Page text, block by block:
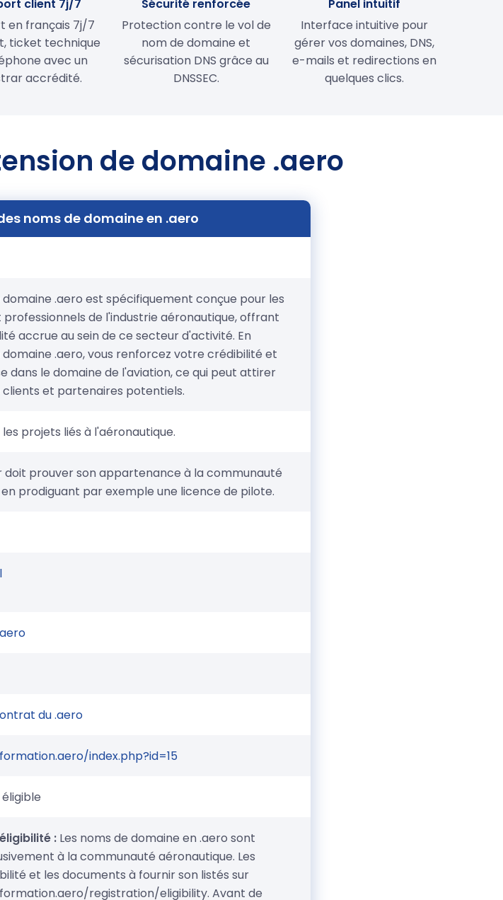
client 7j/7
en français 7j/7
ticket technique
avec un
accrédité.
Sécurité renforcée
Protection contre le vol de
nom de domaine et
sécurisation DNS grâce au
DNSSEC.
Panel intuitif
Interface intuitive pour
gérer vos domaines, DNS,
e-mails et redirections en
quelques clics.
de domaine .aero
noms de domaine en .aero
domaine .aero est spécifiquement conçue pour les
de l'industrie aéronautique, offrant
accrue au sein de ce secteur d'activité. En
domaine .aero, vous renforcez votre crédibilité et
dans le domaine de l'aviation, ce qui peut attirer
et partenaires potentiels.
projets liés à l'aéronautique.
doit prouver son appartenance à la communauté
prodiguant par exemple une licence de pilote.
du .aero
index.php?id=15
: Les noms de domaine en .aero sont
à la communauté aéronautique. Les
et les documents à fournir son listés sur
registration/eligibility. Avant de